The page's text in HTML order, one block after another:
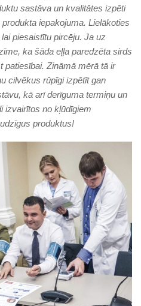
sastāva un kvalitātes izpēti
iepakojuma. Lielākoties
piesaistītu pircēju. Ja uz
ka šāda eļļa paredzēta sirds
patiesībai. Zināmā mērā tā ir
cilvēkus rūpīgi izpētīt gan
kā arī derīguma termiņu un
izvairītos no kļūdīgiem
produktus!